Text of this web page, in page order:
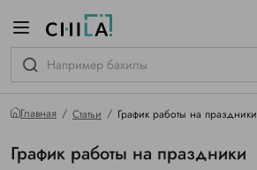
Главная Статьи График работы на праздники
График работы на праздники
гамме